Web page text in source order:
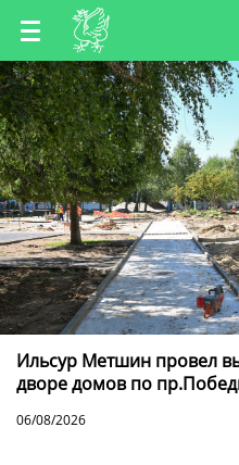
RU
EN
TT
Ильсур Метшин провел
дворе домов по
06/08/2026